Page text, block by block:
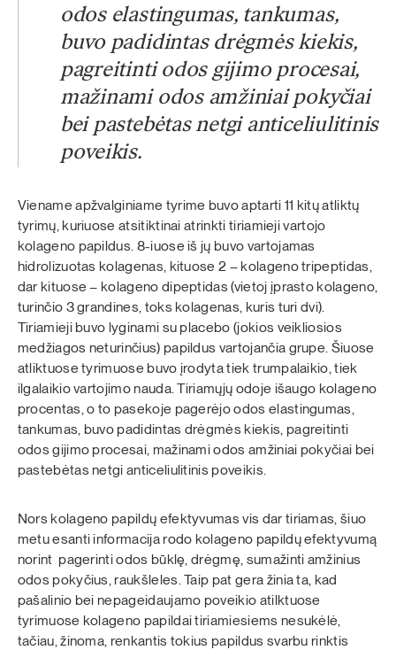
odos elastingumas, tankumas,
buvo padidintas drėgmės kiekis,
pagreitinti odos gijimo procesai,
mažinami odos amžiniai pokyčiai
bei pastebėtas netgi anticeliulitinis
poveikis.
Viename apžvalginiame tyrime buvo aptarti 11 kitų atliktų
tyrimų, kuriuose atsitiktinai atrinkti tiriamieji vartojo
kolageno papildus. 8-iuose iš jų buvo vartojamas
hidrolizuotas kolagenas, kituose 2 – kolageno tripeptidas,
dar kituose – kolageno dipeptidas (vietoj įprasto kolageno,
turinčio 3 grandines, toks kolagenas, kuris turi dvi).
Tiriamieji buvo lyginami su placebo (jokios veikliosios
medžiagos neturinčius) papildus vartojančia grupe. Šiuose
atliktuose tyrimuose buvo įrodyta tiek trumpalaikio, tiek
ilgalaikio vartojimo nauda. Tiriamųjų odoje išaugo kolageno
procentas, o to pasekoje pagerėjo odos elastingumas,
tankumas, buvo padidintas drėgmės kiekis, pagreitinti
odos gijimo procesai, mažinami odos amžiniai pokyčiai bei
pastebėtas netgi anticeliulitinis poveikis.
Nors kolageno papildų efektyvumas vis dar tiriamas, šiuo
metu esanti informacija rodo kolageno papildų efektyvumą
norint pagerinti odos būklę, drėgmę, sumažinti amžinius
odos pokyčius, raukšleles. Taip pat gera žinia ta, kad
pašalinio bei nepageidaujamo poveikio atilktuose
tyrimuose kolageno papildai tiriamiesiems nesukėlė,
tačiau, žinoma, renkantis tokius papildus svarbu rinktis